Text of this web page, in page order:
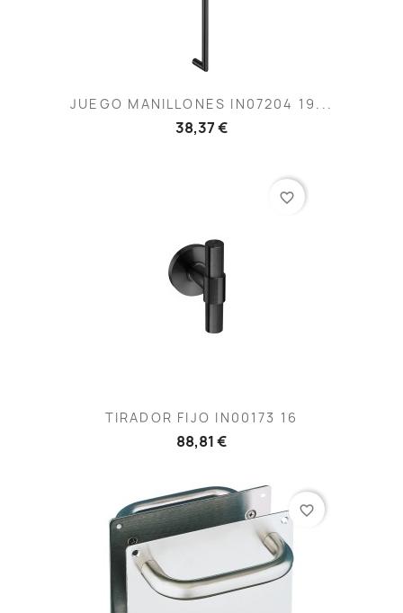
JUEGO MANILLONES IN07204 19...
38,37 €
TIRADOR FIJO IN00173 16
88,81 €
favorite_border
favorite_border